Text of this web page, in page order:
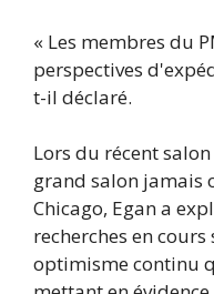
« Les membres du
perspectives
t-il déclaré.
Lors du récent
grand salon jamais
Chicago, Egan a
recherches en
optimisme continu